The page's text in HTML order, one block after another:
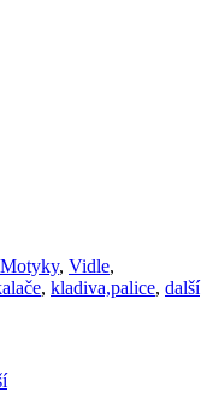
Motyky, Vidle,
, kladiva,palice, další